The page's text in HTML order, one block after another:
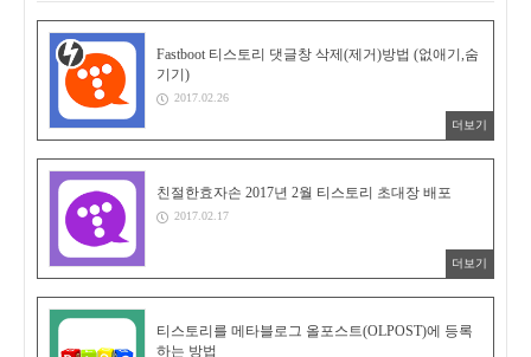
Fastboot 티스토리 댓글창 삭제(제거)방법 (없애기,숨
기기)
2017.02.26
더보기
친절한효자손 2017년 2월 티스토리 초대장 배포
2017.02.17
더보기
티스토리를 메타블로그 올포스트(OLPOST)에 등록
하는 방법